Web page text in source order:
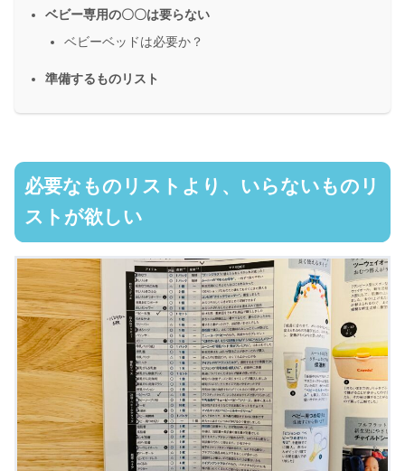
ベビー専用の〇〇は要らない
ベビーベッドは必要か？
準備するものリスト
必要なものリストより、いらないものリ
ストが欲しい